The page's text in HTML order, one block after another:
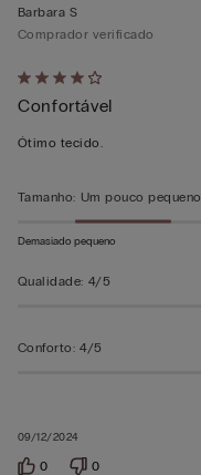
Atribuiu
4
em
09/12/2024
Barbara S
Comprador verificado
Confortável
Ótimo tecido.
Tamanho: Um pouco pequeno
Demasiado pequeno
Qualidade: 4/5
Conforto: 4/5
0 0